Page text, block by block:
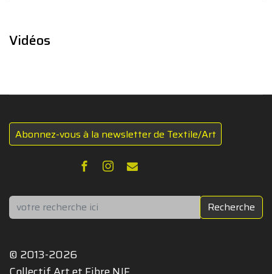
Vidéos
Abonnez-vous à la newsletter de Textile/Art
Rechercher Recherche
© 2013-2026